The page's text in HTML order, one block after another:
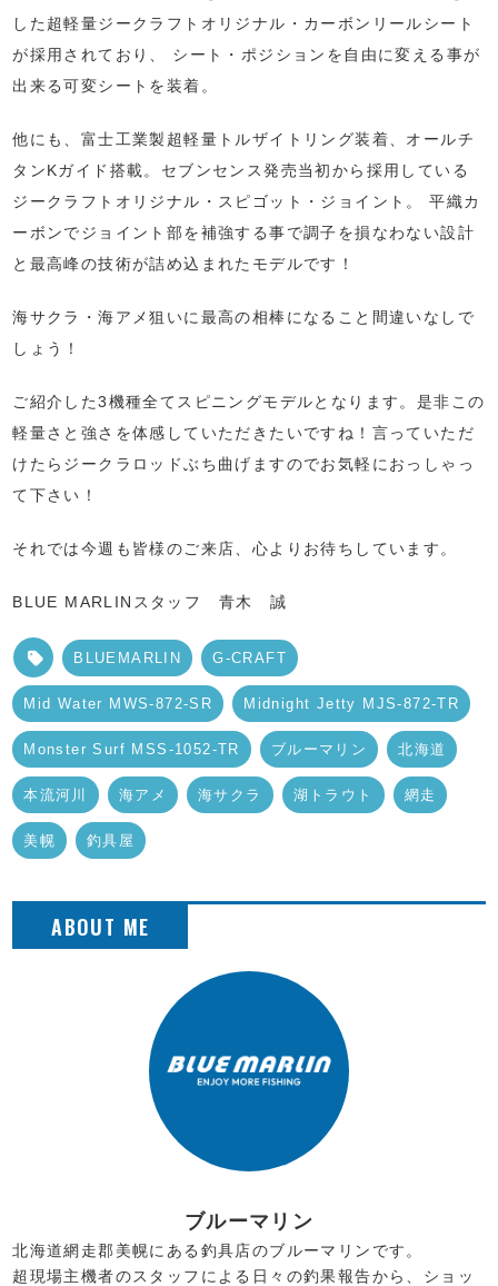
した超軽量ジークラフトオリジナル・カーボンリールシート
が採用されており、 シート・ポジションを自由に変える事が
出来る可変シートを装着。
他にも、富士工業製超軽量トルザイトリング装着、オールチ
タンKガイド搭載。セブンセンス発売当初から採用している
ジークラフトオリジナル・スピゴット・ジョイント。 平織カ
ーボンでジョイント部を補強する事で調子を損なわない設計
と最高峰の技術が詰め込まれたモデルです！
海サクラ・海アメ狙いに最高の相棒になること間違いなしで
しょう！
ご紹介した3機種全てスピニングモデルとなります。是非この
軽量さと強さを体感していただきたいですね！言っていただ
けたらジークラロッドぶち曲げますのでお気軽におっしゃっ
て下さい！
それでは今週も皆様のご来店、心よりお待ちしています。
BLUE MARLINスタッフ 青木 誠
BLUEMARLIN G-CRAFT
Mid Water MWS-872-SR Midnight Jetty MJS-872-TR
Monster Surf MSS-1052-TR ブルーマリン 北海道
本流河川 海アメ 海サクラ 湖トラウト 網走
美幌 釣具屋
ブルーマリン
北海道網走郡美幌にある釣具店のブルーマリンです。
超現場主機者のスタッフによる日々の釣果報告から、ショッ